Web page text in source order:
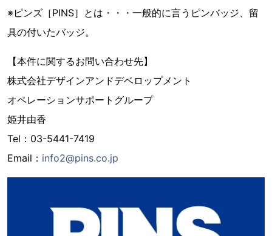
※ピンズ［PINS］とは・・・一般的に言うピンバッジ、留
具の付いたバッジ。
【本件に関するお問い合わせ先】
株式会社デザインアンドデベロップメント
オペレーションサポートグループ
姫井由香
Tel：03-5441-7419
Email： info2@pins.co.jp